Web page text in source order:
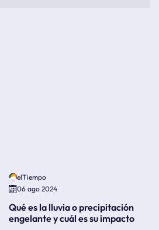
elTiempo
06 ago 2024
Qué es la lluvia o precipitación
engelante y cuál es su impacto